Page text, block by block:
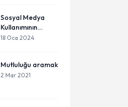
Sosyal Medya
Kullanımının
Ergenler
18 Oca 2024
Mutluluğu aramak
2 Mar 2021